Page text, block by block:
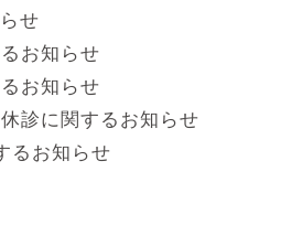
月
せ
お知らせ
お知らせ
診に関するお知らせ
るお知らせ